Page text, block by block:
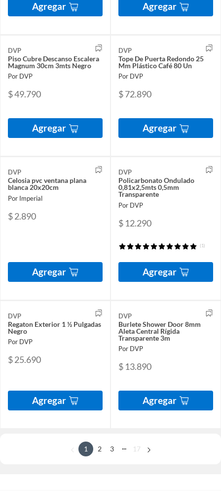
Agregar Agregar
DVP
Piso Cubre Descanso Escalera
Magnum 30cm 3mts Negro
Por DVP
$ 49.790
Agregar
DVP
Tope De Puerta Redondo 25
Mm Plástico Café 80 Un
Por DVP
$ 72.890
Agregar
DVP
Celosia pvc ventana plana
blanca 20x20cm
Por Imperial
$ 2.890
Agregar
DVP
Policarbonato Ondulado
0,81x2,5mts 0,5mm
Transparente
Por DVP
$ 12.290
(1)
Agregar
DVP
Regaton Exterior 1 ½ Pulgadas
Negro
Por DVP
$ 25.690
Agregar
DVP
Burlete Shower Door 8mm
Aleta Central Rígida
Transparente 3m
Por DVP
$ 13.890
Agregar
1 2 3 ... 17